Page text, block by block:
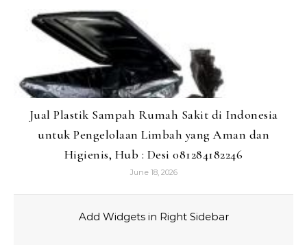
Jual Plastik Sampah Rumah Sakit di Indonesia
untuk Pengelolaan Limbah yang Aman dan
Higienis, Hub : Desi 081284182246
June 18, 2026
Add Widgets in Right Sidebar